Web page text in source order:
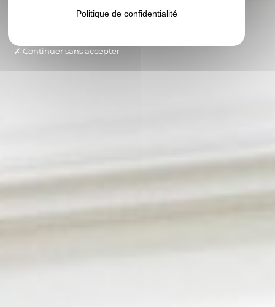
Politique de confidentialité
Continuer sans accepter